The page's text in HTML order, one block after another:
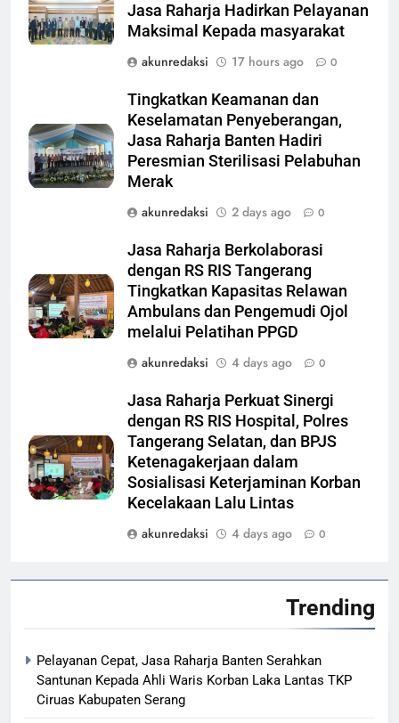
Jasa Raharja Hadirkan Pelayanan
Maksimal Kepada masyarakat
akunredaksi
17 hours ago 0
Tingkatkan Keamanan dan
Keselamatan Penyeberangan,
Jasa Raharja Banten Hadiri
Peresmian Sterilisasi Pelabuhan
Merak
akunredaksi
2 days ago 0
Jasa Raharja Berkolaborasi
dengan RS RIS Tangerang
Tingkatkan Kapasitas Relawan
Ambulans dan Pengemudi Ojol
melalui Pelatihan PPGD
akunredaksi
4 days ago 0
Jasa Raharja Perkuat Sinergi
dengan RS RIS Hospital, Polres
Tangerang Selatan, dan BPJS
Ketenagakerjaan dalam
Sosialisasi Keterjaminan Korban
Kecelakaan Lalu Lintas
akunredaksi
4 days ago 0
Trending
Pelayanan Cepat, Jasa Raharja Banten Serahkan
Santunan Kepada Ahli Waris Korban Laka Lantas TKP
Ciruas Kabupaten Serang